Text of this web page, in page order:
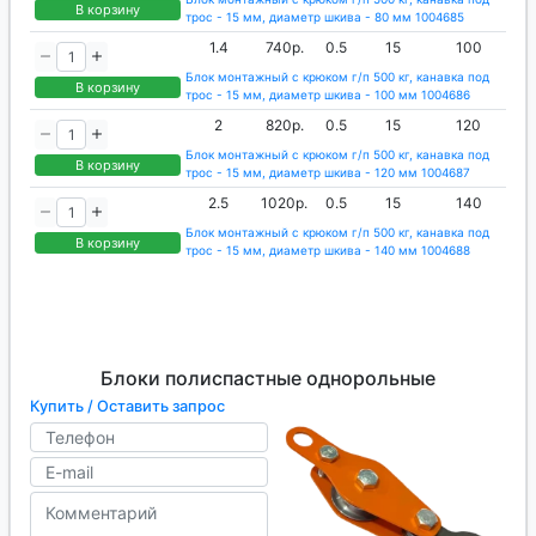
В корзину
трос - 15 мм, диаметр шкива - 80 мм 1004685
В корзину
1.4 740р. 0.5 15 100
Блок монтажный с крюком г/п 500 кг, канавка под
трос - 15 мм, диаметр шкива - 100 мм 1004686
В корзину
2 820р. 0.5 15 120
Блок монтажный с крюком г/п 500 кг, канавка под
трос - 15 мм, диаметр шкива - 120 мм 1004687
В корзину
2.5 1020р. 0.5 15 140
Блок монтажный с крюком г/п 500 кг, канавка под
трос - 15 мм, диаметр шкива - 140 мм 1004688
Блоки полиспастные однорольные
Купить / Оставить запрос